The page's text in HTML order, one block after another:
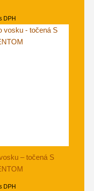
DPH
– točená S
DPH